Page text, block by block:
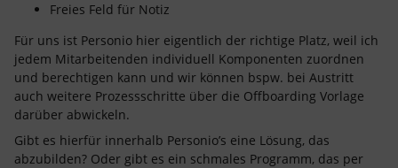
Freies Feld für Notiz
Für uns ist Personio hier eigentlich der richtige Platz, weil ich
jedem Mitarbeitenden individuell Komponenten zuordnen
und berechtigen kann und wir können bspw. bei Austritt
auch weitere Prozessschritte über die Offboarding Vorlage
darüber abwickeln.
Gibt es hierfür innerhalb Personio’s eine Lösung, das
abzubilden? Oder gibt es ein schmales Programm, das per